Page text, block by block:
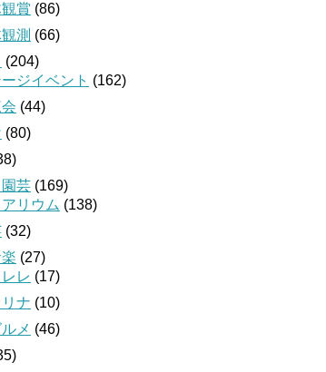
賞 (86)
測 (66)
(204)
ジイベント (162)
(44)
(80)
芸 (169)
リウム (138)
(32)
(27)
レ (17)
ナ (10)
メ (46)